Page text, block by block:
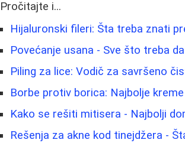
Pročitajte i...
Hijaluronski fileri: Šta treba znati
Povećanje usana - Sve što treba
Piling za lice: Vodič za savršeno
Borbe protiv borica: Najbolje
Kako se rešiti mitisera - Najbolji
Rešenja za akne kod tinejdžera -